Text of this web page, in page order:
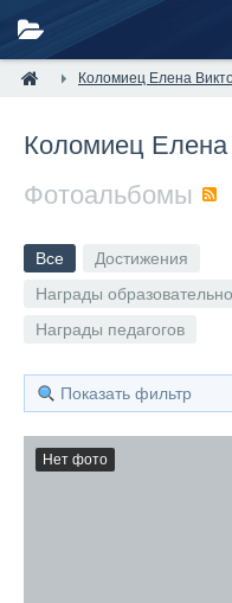
Коломиец Елена
Коломиец Елена
Фотоальбомы
Все
Достижения
Награды
Награды педагогов
Показать фильтр
Нет фото